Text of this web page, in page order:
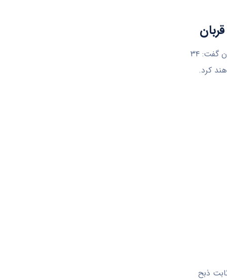
بندرعباس- مدیرکل دامپزشکی هرمزگان با اشاره به اجرای برنامه‌های ویژه عید قربان گفت: ۳۴
کرد.
با عید سعید قربان ۲۴ جایگاه ثابت ذبح